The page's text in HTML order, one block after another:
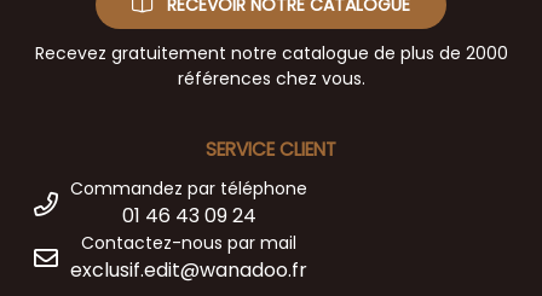
Recevez gratuitement notre catalogue de plus de 2000
références chez vous.
SERVICE CLIENT
Commandez par téléphone
01 46 43 09 24
Contactez-nous par mail
exclusif.edit@wanadoo.fr